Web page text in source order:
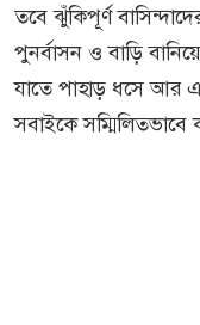
তবে ঝুঁকিপূর্ণ
পুনর্বাসন ও বাড়ি
যাতে পাহাড় ধসে আর
সবাইকে সম্মিলিতভাবে